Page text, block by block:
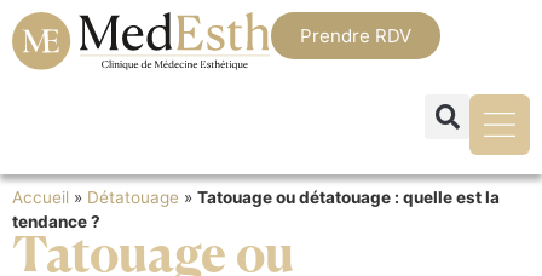
Prendre RDV
Accueil » Détatouage » Tatouage ou détatouage : quelle est la
tendance ?
Tatouage ou